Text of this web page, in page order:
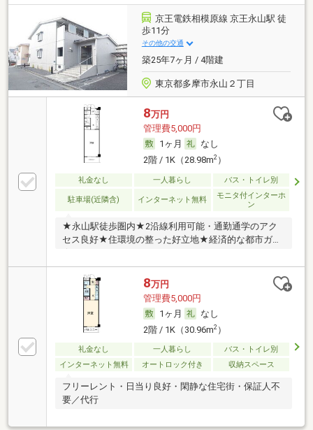
京王電鉄相模原線 京王永山駅 徒
歩11分
その他の交通
築25年7ヶ月 / 4階建
東京都多摩市永山２丁目
8万円
管理費5,000円
1ヶ月
なし
2階 / 1K（28.98m2）
礼金なし 一人暮らし バス・トイレ別
駐車場(近隣含) インターネット無料
モニタ付インターホ
ン
★永山駅徒歩圏内★2沿線利用可能・通勤通学のアク
セス良好★住環境の整った好立地★経済的な都市ガス
★
8万円
管理費5,000円
1ヶ月
なし
2階 / 1K（30.96m2）
礼金なし 一人暮らし
バス・トイレ別
インターネット無料
オートロック付き 収納スペース
フリーレント・日当り良好・閑静な住宅街・保証人不
要／代行